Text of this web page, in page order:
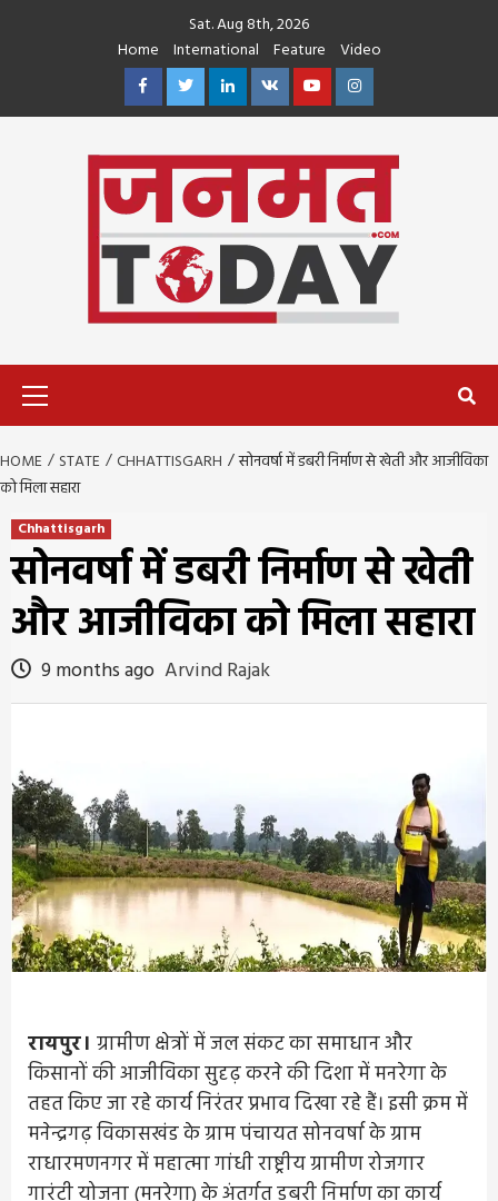
Sat. Aug 8th, 2026
Home
International Feature
Video
FacebookTwitterLinkedin
VK YoutubeInstagram
HOME STATE CHHATTISGARH
सोनवर्षा में डबरी निर्माण से खेती और आजीविका
को मिला सहारा
Chhattisgarh
सोनवर्षा में डबरी निर्माण से खेती
और आजीविका को मिला सहारा
9 months ago Arvind Rajak
रायपुर। ग्रामीण क्षेत्रों में जल संकट का समाधान और
किसानों की आजीविका सुदृढ़ करने की दिशा में मनरेगा के
तहत किए जा रहे कार्य निरंतर प्रभाव दिखा रहे हैं। इसी क्रम में
मनेन्द्रगढ़ विकासखंड के ग्राम पंचायत सोनवर्षा के ग्राम
राधारमणनगर में महात्मा गांधी राष्ट्रीय ग्रामीण रोजगार